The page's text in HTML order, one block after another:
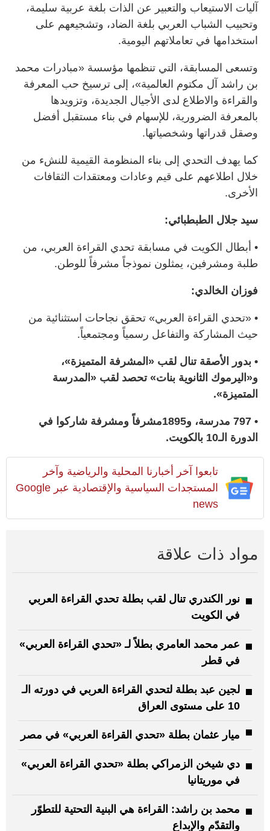
آليات الاستيعاب والتعبير عن الذات بلغة عربية سليمة،
وتحبيب الشباب العربي بلغة الضاد، وتشجيعهم على
استخدامها في تعاملاتهم اليومية.
وتسعى المسابقة، التي تنظمها مؤسسة «مبادرات محمد
بن راشد آل مكتوم العالمية»، إلى ترسيخ حب المعرفة
والقراءة والاطلاع لدى الأجيال الجديدة، وتزويدها
بالمعرفة الضرورية، للإسهام في بناء مستقبل أفضل
وصقل قدراتها وشخصياتها.
كما يهدف التحدي إلى بناء المنظومة القيمية للنشء من
خلال اطلاعهم على قيم وعادات ومعتقدات الثقافات
الأخرى.
سيد جلال الطبطبائي:
• أبطال الكويت في مسابقة تحدي القراءة العربي، من
طلبة ومشرفين، يمثلون نموذجاً مشرفاً للوطن.
فوزان الخالدي:
• «تحدي القراءة العربي» تحقق نجاحات استثنائية من
حيث المشاركة والتفاعل رسمياً ومجتمعياً.
• بدور الأصقة تنال لقب «المشرفة المتميزة»،
و«اليرموك الثانوية بنات» تحصد لقب «المدرسة
المتميزة».
• 797 مدرسة، و1895مشرفاً ومشرفة شاركوا في
الدورة الـ10 بالكويت.
تابعوا آخر أخبارنا المحلية والرياضية وآخر
المستجدات السياسية والإقتصادية عبر Google
news
مواد ذات علاقة
نور الكندري تنال لقب بطلة تحدي القراءة العربي
في الكويت
عمر محمد العامري بطلاً لـ «تحدي القراءة العربي»
في قطر
لجين عبد بطلة لتحدي القراءة العربي في دورته الـ
10 على مستوى العراق
ميار عثمان بطلة «تحدي القراءة العربي» في مصر
دي شيخن الزمراكي بطلة «تحدي القراءة العربي»
في موريتانيا
محمد بن راشد: القراءة هي البنية التحتية للتطوّر
والتقدّم والإبداع